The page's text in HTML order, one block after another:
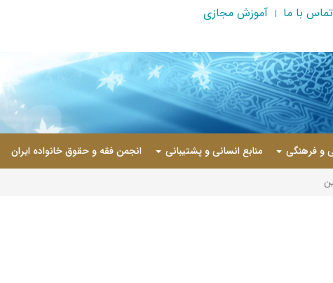
تماس با ما
آموزش مجازی
و فرهنگی منابع انسانی و پشتیبانی انجمن فقه و حقوق خانواده ایران